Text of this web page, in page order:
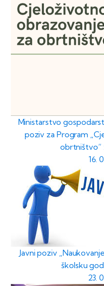
Ministarstvo
poziv za Program
obrtništvo“
16.
Javni poziv
školsku
23.